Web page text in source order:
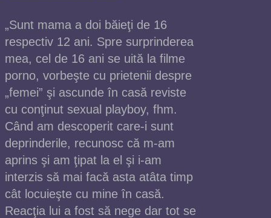
„Sunt mama a doi băieţi de 16
respectiv 12 ani. Spre surprinderea
mea, cel de 16 ani se uită la filme
porno, vorbeşte cu prietenii despre
„femei” şi ascunde în casă reviste
cu conţinut sexual playboy, fhm.
Când am descoperit care-i sunt
deprinderile, recunosc că m-am
aprins şi am ţipat la el şi i-am
interzis să mai facă asta atâta timp
cât locuieşte cu mine în casă.
Reacţia lui a fost să nege dar tot se